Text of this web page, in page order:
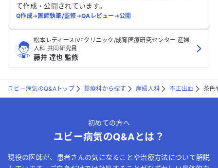
て作成・公開されています。
Q作成➔医師執筆/監修➔QAレビュー➔公開
松本レディースIVFクリニック/成育医療研究センター 産婦
人科 共同研究員
藤井 達也 監修
ユビー病気のQ&Aトップ 診療科から探す 産婦人科 不正出血 茶色
初めての方へ
ユビー病気のQ&Aとは？
現役の医師が、患者さんの気になることや治療方法について解説